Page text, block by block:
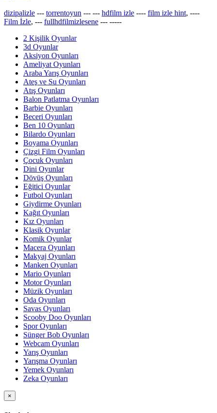
dizipalizle --- torrentoyun --- --- hdfilm izle ---- film izle hint, ----
Film İzle, --- fullhdfilmizlesene --- -----
2 Kişilik Oyunlar
3d Oyunlar
Aksiyon Oyunları
Ameliyat Oyunları
Araba Yarış Oyunları
Ateş ve Su Oyunları
Atış Oyunları
Balon Patlatma Oyunları
Barbie Oyunları
Beceri Oyunları
Ben 10 Oyunları
Bilardo Oyunları
Boyama Oyunları
Çizgi Film Oyunları
Çocuk Oyunları
Dini Oyunlar
Dövüş Oyunları
Eğitici Oyunlar
Futbol Oyunları
Giydirme Oyunları
Kağıt Oyunları
Kız Oyunları
Klasik Oyunlar
Komik Oyunlar
Macera Oyunları
Makyaj Oyunları
Manken Oyunları
Mario Oyunları
Motor Oyunları
Müzik Oyunları
Oda Oyunları
Savas Oyunları
Scooby Doo Oyunları
Spor Oyunları
Sünger Bob Oyunları
Webcam Oyunları
Yarış Oyunları
Yarışma Oyunları
Yemek Oyunları
Zeka Oyunları
×